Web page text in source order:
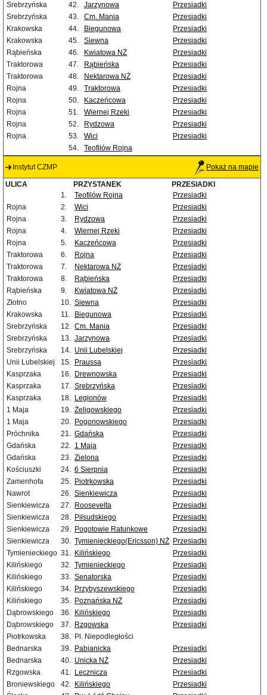
Srebrzyńska
42. Jarzynowa
Przesiadki
Srebrzyńska
43. Cm. Mania
Przesiadki
Krakowska
44. Biegunowa
Przesiadki
Krakowska
45. Siewna
Przesiadki
Rąbieńska
46. Kwiatowa NŻ
Przesiadki
Traktorowa
47. Rąbieńska
Przesiadki
Traktorowa
48. Nektarowa NŻ
Przesiadki
Rojna
49. Traktorowa
Przesiadki
Rojna
50. Kaczeńcowa
Przesiadki
Rojna
51. Wiernej Rzeki
Przesiadki
Rojna
52. Rydzowa
Przesiadki
Rojna
53. Wici
Przesiadki
54.
Teofilów Rojna
Instytut CZMP Pokaż na mapie
ULICA PRZYSTANEK
PRZESIADKI
1.
Teofilów Rojna
Przesiadki
Rojna
2. Wici
Przesiadki
Rojna
3. Rydzowa
Przesiadki
Rojna
4. Wiernej Rzeki
Przesiadki
Rojna
5. Kaczeńcowa
Przesiadki
Traktorowa
6. Rojna
Przesiadki
Traktorowa
7. Nektarowa NŻ
Przesiadki
Traktorowa
8. Rąbieńska
Przesiadki
Rąbieńska
9. Kwiatowa NŻ
Przesiadki
Złotno
10. Siewna
Przesiadki
Krakowska
11. Biegunowa
Przesiadki
Srebrzyńska
12. Cm. Mania
Przesiadki
Srebrzyńska
13. Jarzynowa
Przesiadki
Srebrzyńska
14. Unii Lubelskiej
Przesiadki
Unii Lubelskiej
15. Praussa
Przesiadki
Kasprzaka
16. Drewnowska
Przesiadki
Kasprzaka
17. Srebrzyńska
Przesiadki
Kasprzaka
18. Legionów
Przesiadki
1 Maja
19. Żeligowskiego
Przesiadki
1 Maja
20. Pogonowskiego
Przesiadki
Próchnika
21. Gdańska
Przesiadki
Gdańska
22. 1 Maja
Przesiadki
Gdańska
23. Zielona
Przesiadki
Kościuszki
24. 6 Sierpnia
Przesiadki
Zamenhofa
25. Piotrkowska
Przesiadki
Nawrot
26. Sienkiewicza
Przesiadki
Sienkiewicza
27. Roosevelta
Przesiadki
Sienkiewicza
28. Piłsudskiego
Przesiadki
Sienkiewicza
29. Pogotowie Ratunkowe
Przesiadki
Sienkiewicza
30. Tymienieckiego(Ericsson) NŻ Przesiadki
Tymienieckiego 31. Kilińskiego
Przesiadki
Kilińskiego
32. Tymienieckiego
Przesiadki
Kilińskiego
33. Senatorska
Przesiadki
Kilińskiego
34. Przybyszewskiego
Przesiadki
Kilińskiego
35. Poznańska NŻ
Przesiadki
Dąbrowskiego
36. Kilińskiego
Przesiadki
Dąbrowskiego
37. Rzgowska
Przesiadki
Piotrkowska
38. Pl. Niepodległości
Bednarska
39. Pabianicka
Przesiadki
Bednarska
40. Unicka NŻ
Przesiadki
Rzgowska
41. Lecznicza
Przesiadki
Broniewskiego
42. Kilińskiego
Przesiadki